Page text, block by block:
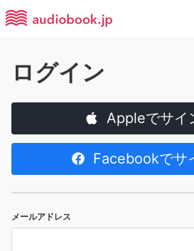
ログイン
Appleでサイ
Facebookでサ
メールアドレス